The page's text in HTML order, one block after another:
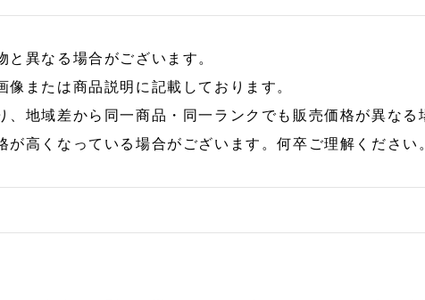
と異なる場合がございます。
または商品説明に記載しております。
、地域差から同一商品・同一ランクでも販売価格が異なる
高くなっている場合がございます。何卒ご理解ください